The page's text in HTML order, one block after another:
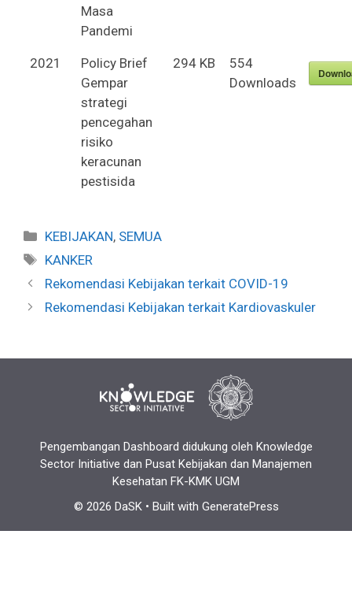
Masa
Pandemi
2021
Policy Brief
Gempar
strategi
pencegahan
risiko
keracunan
pestisida
294 KB
554
Downloads
Categories
KEBIJAKAN, SEMUA
Tags
KANKER
Rekomendasi Kebijakan terkait COVID-19
Rekomendasi Kebijakan terkait Kardiovaskuler
Pengembangan Dashboard didukung oleh Knowledge
Sector Initiative dan Pusat Kebijakan dan Manajemen
Kesehatan FK-KMK UGM
© 2026 DaSK• Built with GeneratePress